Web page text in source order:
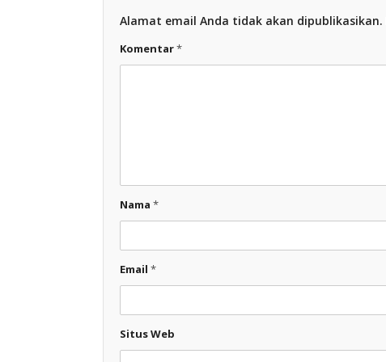
Alamat email Anda tidak akan dipublikasikan.
Komentar*
Nama *
Email *
Situs Web